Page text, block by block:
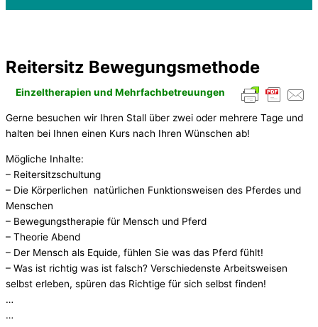
Reitersitz Bewegungsmethode
Einzeltherapien und Mehrfachbetreuungen
Gerne besuchen wir Ihren Stall über zwei oder mehrere Tage und
halten bei Ihnen einen Kurs nach Ihren Wünschen ab!
Mögliche Inhalte:
– Reitersitzschultung
– Die Körperlichen natürlichen Funktionsweisen des Pferdes und
Menschen
– Bewegungstherapie für Mensch und Pferd
– Theorie Abend
– Der Mensch als Equide, fühlen Sie was das Pferd fühlt!
– Was ist richtig was ist falsch? Verschiedenste Arbeitsweisen
selbst erleben, spüren das Richtige für sich selbst finden!
…
…